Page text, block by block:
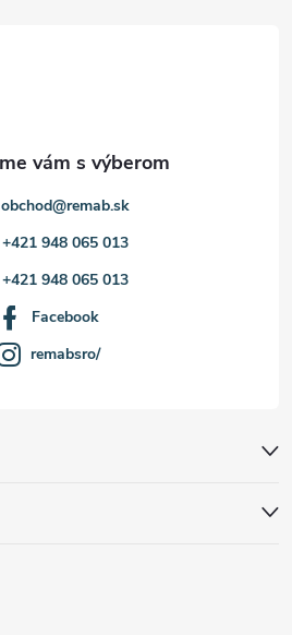
obchod@remab.sk
+421 948 065 013
+421 948 065 013
Facebook
remabsro/